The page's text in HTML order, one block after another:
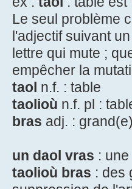
Le seul problème
l'adjectif suivant
lettre qui mute ;
empêcher la
taol n.f. : table
taolioù n.f. pl :
bras adj. :
un daol vras :
taolioù bras : des